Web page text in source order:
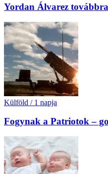
Yordan Álvarez
Külföld / 1 napja
Fogynak a Patriotok –